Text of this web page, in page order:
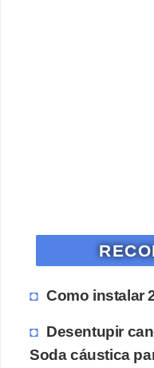
Como instalar
Desentupir
Soda cáustica